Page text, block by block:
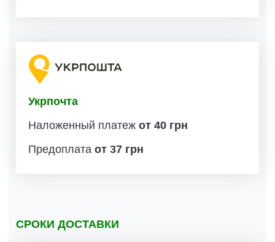
Укрпочта
Наложенный платеж от 40 грн
Предоплата от 37 грн
СРОКИ ДОСТАВКИ